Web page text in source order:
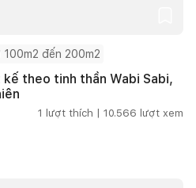
100m2 đến 200m2
theo tinh thần Wabi Sabi,
1 lượt thích | 10.566 lượt xem